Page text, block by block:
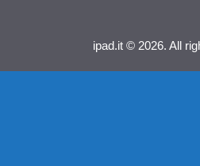
ipad.it © 2026. All